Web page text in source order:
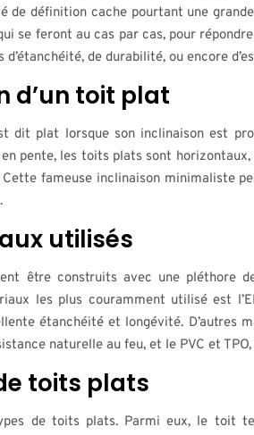
de définition cache pourtant une
se feront au cas par cas, pour
de durabilité, ou encore
d’un toit plat
dit plat lorsque son inclinaison est
pente, les toits plats sont
Cette fameuse inclinaison minimaliste
utilisés
être construits avec une pléthore
les plus couramment utilisé est
étanchéité et longévité. D’autres
naturelle au feu, et le PVC et
toits plats
de toits plats. Parmi eux, le toit